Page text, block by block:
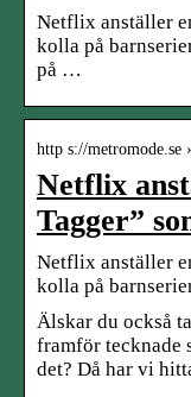
Netflix anställer
kolla på
på …
http s://
Netflix
Tagger”
Netflix anställer
kolla på
Älskar du också
framför tecknade
det? Då har vi